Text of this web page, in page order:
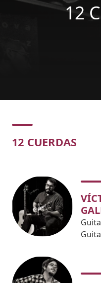
12
Concert
12 CUERDAS